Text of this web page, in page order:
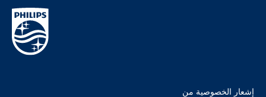
إشعار الخصوصية من